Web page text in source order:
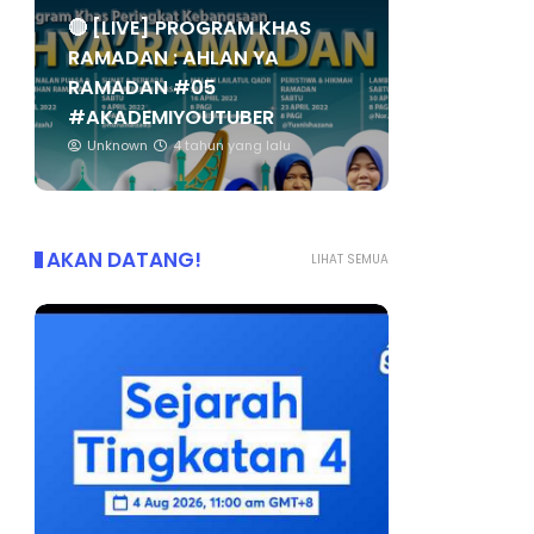
🔴 [LIVE] PROGRAM KHAS
RAMADAN : AHLAN YA
RAMADAN #05
#AKADEMIYOUTUBER
Unknown 4 tahun yang lalu